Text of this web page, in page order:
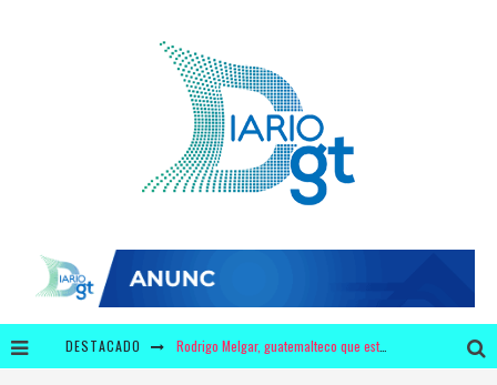
DESTACADO Rodrigo Melgar, guatemalteco que está entre los mejores 10 del mundo en jaripeo